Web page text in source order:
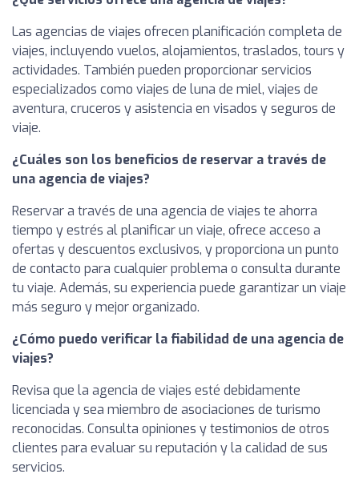
Las agencias de viajes ofrecen planificación completa de
viajes, incluyendo vuelos, alojamientos, traslados, tours y
actividades. También pueden proporcionar servicios
especializados como viajes de luna de miel, viajes de
aventura, cruceros y asistencia en visados y seguros de
viaje.
¿Cuáles son los beneficios de reservar a través de
una agencia de viajes?
Reservar a través de una agencia de viajes te ahorra
tiempo y estrés al planificar un viaje, ofrece acceso a
ofertas y descuentos exclusivos, y proporciona un punto
de contacto para cualquier problema o consulta durante
tu viaje. Además, su experiencia puede garantizar un viaje
más seguro y mejor organizado.
¿Cómo puedo verificar la fiabilidad de una agencia de
viajes?
Revisa que la agencia de viajes esté debidamente
licenciada y sea miembro de asociaciones de turismo
reconocidas. Consulta opiniones y testimonios de otros
clientes para evaluar su reputación y la calidad de sus
servicios.